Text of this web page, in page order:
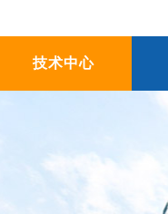
技术中心